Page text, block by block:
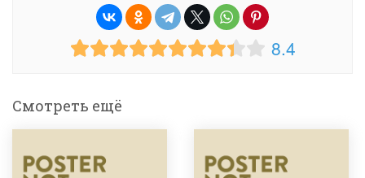
8.4
Смотреть ещё